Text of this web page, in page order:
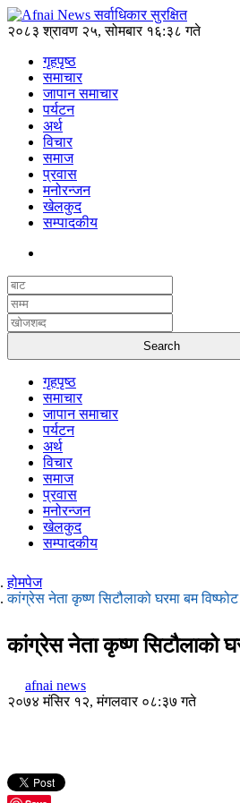
२०८३ श्रावण २५, सोमबार १६:३८ गते
गृहपृष्ठ
समाचार
जापान समाचार
पर्यटन
अर्थ
विचार
समाज
प्रवास
मनोरन्जन
खेलकुद
सम्पादकीय
गृहपृष्ठ
समाचार
जापान समाचार
पर्यटन
अर्थ
विचार
समाज
प्रवास
मनोरन्जन
खेलकुद
सम्पादकीय
होमपेज
कांग्रेस नेता कृष्ण सिटौलाको घरमा बम विष्फोट
कांग्रेस नेता कृष्ण सिटौलाको
afnai news
२०७४ मंसिर १२, मंगलवार ०८:३७ गते